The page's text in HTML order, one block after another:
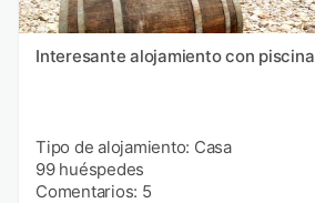
Interesante alojamiento con piscina
Tipo de alojamiento: Casa
99 huéspedes
Comentarios: 5